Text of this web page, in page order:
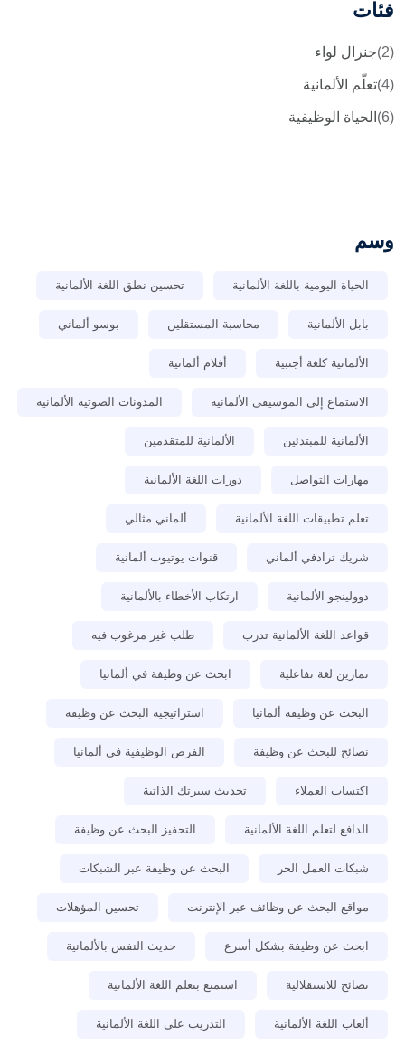
فئات
جنرال لواء (2)
تعلّم الألمانية (4)
الحياة الوظيفية (6)
وسم
الحياة اليومية باللغة الألمانية تحسين نطق اللغة الألمانية
بابل الألمانية محاسبة المستقلين بوسو ألماني
الألمانية كلغة أجنبية أفلام ألمانية
الاستماع إلى الموسيقى الألمانية المدونات الصوتية الألمانية
الألمانية للمبتدئين الألمانية للمتقدمين
مهارات التواصل دورات اللغة الألمانية
تعلم تطبيقات اللغة الألمانية ألماني مثالي
شريك ترادفي ألماني قنوات يوتيوب ألمانية
دوولينجو الألمانية ارتكاب الأخطاء بالألمانية
قواعد اللغة الألمانية تدرب طلب غير مرغوب فيه
تمارين لغة تفاعلية ابحث عن وظيفة في ألمانيا
البحث عن وظيفة ألمانيا استراتيجية البحث عن وظيفة
نصائح للبحث عن وظيفة الفرص الوظيفية في ألمانيا
اكتساب العملاء تحديث سيرتك الذاتية
الدافع لتعلم اللغة الألمانية التحفيز البحث عن وظيفة
شبكات العمل الحر البحث عن وظيفة عبر الشبكات
مواقع البحث عن وظائف عبر الإنترنت تحسين المؤهلات
ابحث عن وظيفة بشكل أسرع حديث النفس بالألمانية
نصائح للاستقلالية استمتع بتعلم اللغة الألمانية
ألعاب اللغة الألمانية التدريب على اللغة الألمانية